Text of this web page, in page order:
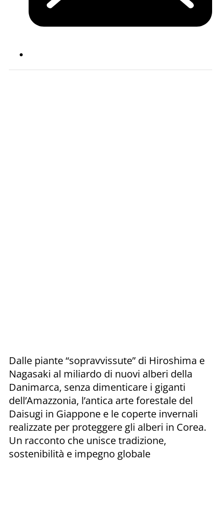
Dalle piante “sopravvissute” di Hiroshima e
Nagasaki al miliardo di nuovi alberi della
Danimarca, senza dimenticare i giganti
dell’Amazzonia, l’antica arte forestale del
Daisugi in Giappone e le coperte invernali
realizzate per proteggere gli alberi in Corea.
Un racconto che unisce tradizione,
sostenibilità e impegno globale